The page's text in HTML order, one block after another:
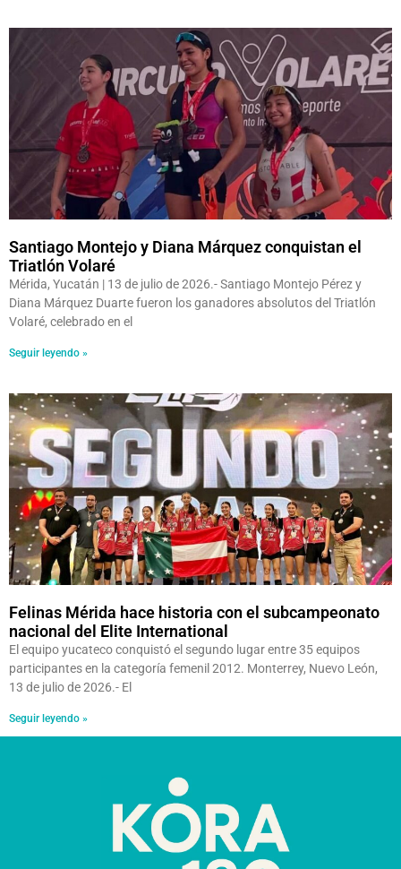
Santiago Montejo y Diana Márquez conquistan el
Triatlón Volaré
Mérida, Yucatán | 13 de julio de 2026.- Santiago Montejo Pérez y
Diana Márquez Duarte fueron los ganadores absolutos del Triatlón
Volaré, celebrado en el
Seguir leyendo »
Felinas Mérida hace historia con el subcampeonato
nacional del Elite International
El equipo yucateco conquistó el segundo lugar entre 35 equipos
participantes en la categoría femenil 2012. Monterrey, Nuevo León,
13 de julio de 2026.- El
Seguir leyendo »